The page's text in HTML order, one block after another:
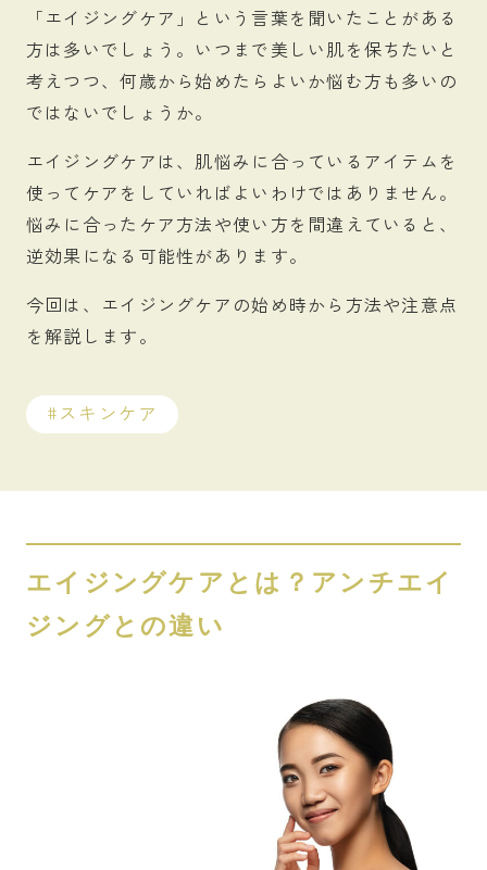
「エイジングケア」という言葉を聞いたことがある
方は多いでしょう。いつまで美しい肌を保ちたいと
考えつつ、何歳から始めたらよいか悩む方も多いの
ではないでしょうか。
エイジングケアは、肌悩みに合っているアイテムを
使ってケアをしていればよいわけではありません。
悩みに合ったケア方法や使い方を間違えていると、
逆効果になる可能性があります。
今回は、エイジングケアの始め時から方法や注意点
を解説します。
スキンケア
エイジングケアとは？アンチエイ
ジングとの違い